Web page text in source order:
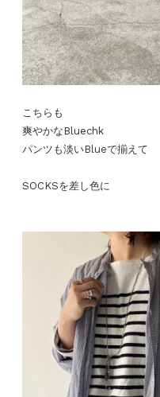
こちらも
爽やかなBluechk
パンツも淡いBlueで揃えて
SOCKSを差し色に